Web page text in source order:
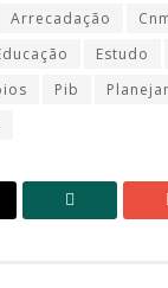
Arrecadação
Estudo
Pib